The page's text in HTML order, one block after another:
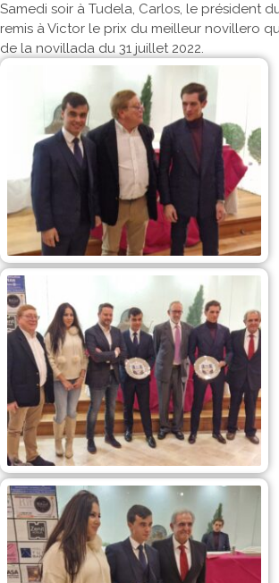
Samedi soir à Tudela, Carlos, le président
remis à Victor le prix du meilleur novillero
de la novillada du 31 juillet 2022.